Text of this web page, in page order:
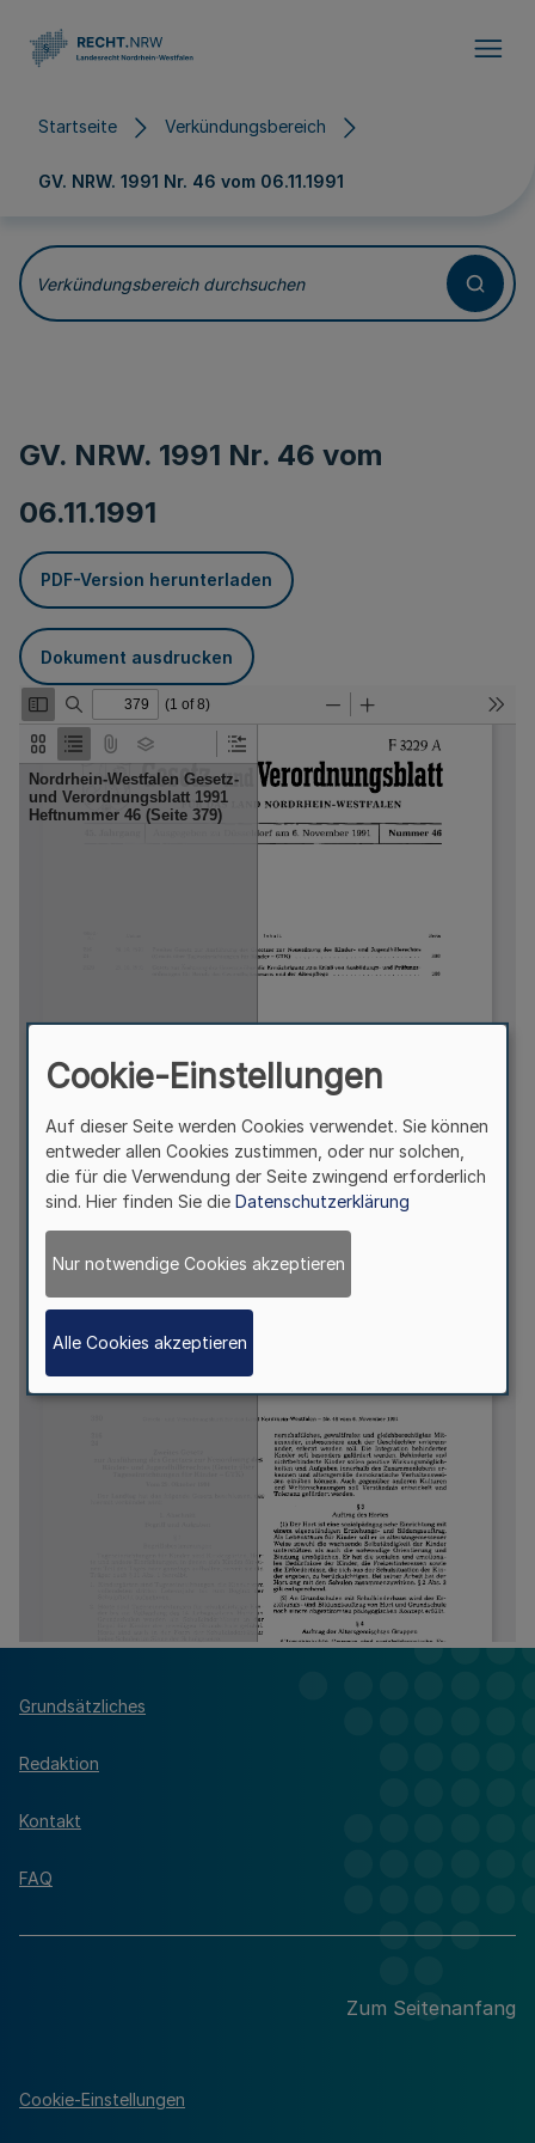
Startseite Verkündungsbereich
GV. NRW. 1991 Nr. 46 vom 06.11.1991
Verkündungsbereich durchsuchen
GV. NRW. 1991 Nr. 46 vom
06.11.1991
PDF-Version herunterladen
Dokument ausdrucken
Grundsätzliches
Redaktion
Kontakt
FAQ
Zum Seitenanfang
Cookie-Einstellungen
Cookie-Einstellungen
Auf dieser Seite werden Cookies verwendet. Sie können
entweder allen Cookies zustimmen, oder nur solchen,
die für die Verwendung der Seite zwingend erforderlich
sind. Hier finden Sie die Datenschutzerklärung
Nur notwendige Cookies akzeptieren
Alle Cookies akzeptieren